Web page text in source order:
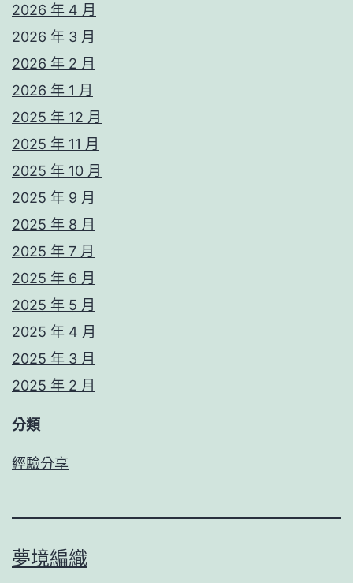
2026 年 4 月
2026 年 3 月
2026 年 2 月
2026 年 1 月
2025 年 12 月
2025 年 11 月
2025 年 10 月
2025 年 9 月
2025 年 8 月
2025 年 7 月
2025 年 6 月
2025 年 5 月
2025 年 4 月
2025 年 3 月
2025 年 2 月
分類
經驗分享
夢境編織